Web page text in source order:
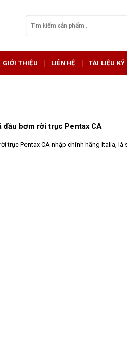
kiếm:
GIỚI THIỆU LIÊN HỆ TÀI LIỆU
đầu bơm rời trục Pentax CA
trục Pentax CA nhập chính hãng Italia, là